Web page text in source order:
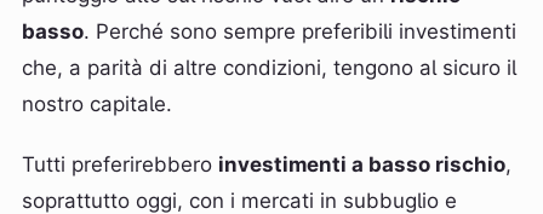
basso. Perché sono sempre preferibili investimenti
che, a parità di altre condizioni, tengono al sicuro il
nostro capitale.
Tutti preferirebbero investimenti a basso rischio,
soprattutto oggi, con i mercati in subbuglio e